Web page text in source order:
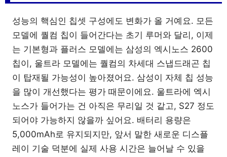
성능의 핵심인 칩셋 구성에도 변화가 올 거예요. 모든
모델에 퀄컴 칩이 들어간다는 초기 루머와 달리, 이제
는 기본형과 플러스 모델에는 삼성의 엑시노스 2600
칩이, 울트라 모델에는 퀄컴의 차세대 스냅드래곤 칩
이 탑재될 가능성이 높아졌어요. 삼성이 자체 칩 성능
을 많이 개선했다는 평가 때문이에요. 울트라에 엑시
노스가 들어가는 건 아직은 무리일 것 같고, S27 정도
되어야 가능하지 않을까 싶어요. 배터리 용량은
5,000mAh로 유지되지만, 앞서 말한 새로운 디스플
레이 기술 덕분에 실제 사용 시간은 늘어날 수 있을